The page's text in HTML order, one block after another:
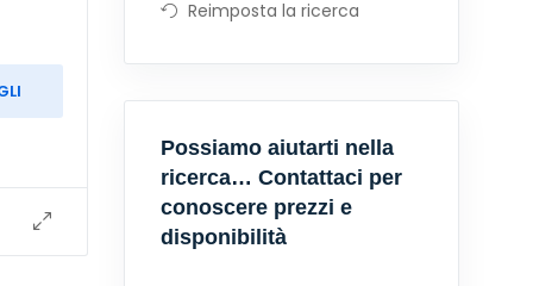
Reimposta la ricerca
Possiamo aiutarti nella
ricerca… Contattaci per
conoscere prezzi e
disponibilità